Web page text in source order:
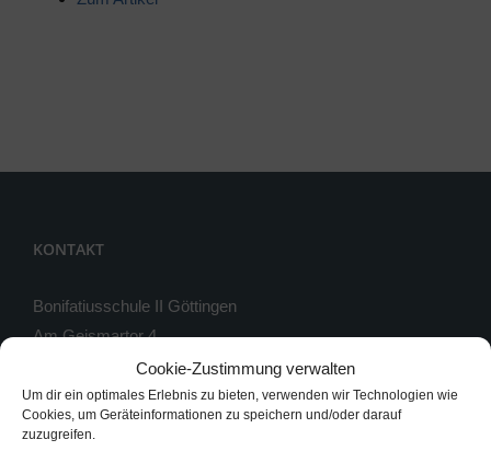
Cookie-Zustimmung verwalten
Um dir ein optimales Erlebnis zu bieten, verwenden wir Technologien wie
Cookies, um Geräteinformationen zu speichern und/oder darauf
zuzugreifen.
KONTAKT
Bonifatiusschule II Göttingen
Am Geismartor 4
37083 Göttingen
Telefon: 0551 / 54813-0
Telefax: 0551 / 54813-33